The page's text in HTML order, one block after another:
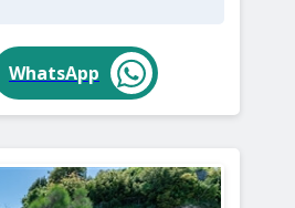
WhatsApp